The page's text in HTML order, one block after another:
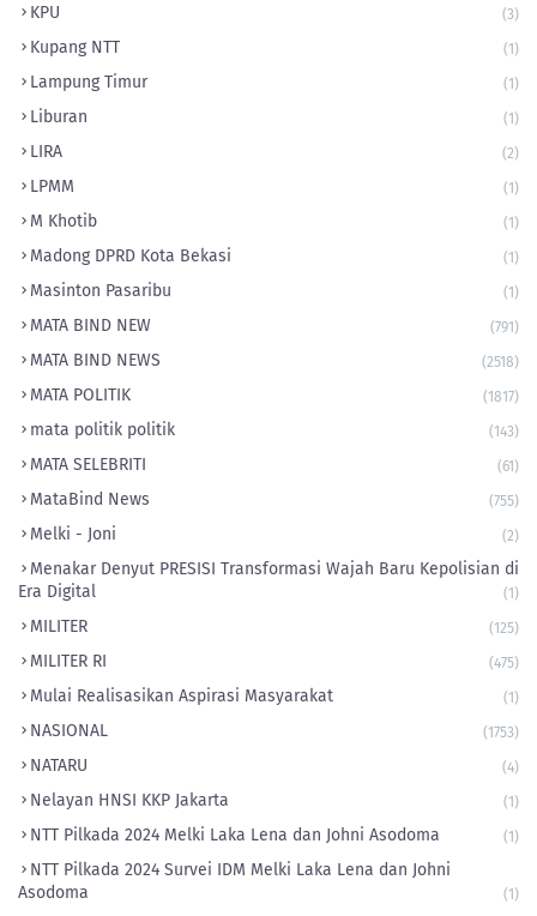
KPU (3)
Kupang NTT (1)
Lampung Timur (1)
Liburan (1)
LIRA (2)
LPMM (1)
M Khotib (1)
Madong DPRD Kota Bekasi (1)
Masinton Pasaribu (1)
MATA BIND NEW (791)
MATA BIND NEWS (2518)
MATA POLITIK (1817)
mata politik politik (143)
MATA SELEBRITI (61)
MataBind News (755)
Melki - Joni (2)
​Menakar Denyut PRESISI Transformasi Wajah Baru Kepolisian di
Era Digital
(1)
MILITER (125)
MILITER RI (475)
Mulai Realisasikan Aspirasi Masyarakat (1)
NASIONAL (1753)
NATARU (4)
Nelayan HNSI KKP Jakarta (1)
NTT Pilkada 2024 Melki Laka Lena dan Johni Asodoma (1)
NTT Pilkada 2024 Survei IDM Melki Laka Lena dan Johni
Asodoma
(1)